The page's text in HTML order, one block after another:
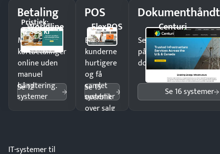
Betaling
Worldline
Pristjek:
12.588 kr
Modtag
kortbetalinger
online uden
manuel
håndtering.
Se 12
systemer
POS
FlexPOS
Ekspedér
kunderne
hurtigere
og få
samlet
overblik
over salg
Se 15
systemer
Centuri
Send kontrakter til
på minutter og mist
dokumenter.
Se 16 systemer
IT-systemer til